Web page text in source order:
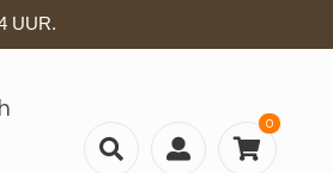
UUR.
0